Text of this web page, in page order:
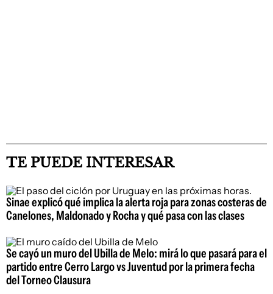
TE PUEDE INTERESAR
Sinae explicó qué implica la alerta roja para zonas costeras de
Canelones, Maldonado y Rocha y qué pasa con las clases
Se cayó un muro del Ubilla de Melo: mirá lo que pasará para el
partido entre Cerro Largo vs Juventud por la primera fecha
del Torneo Clausura